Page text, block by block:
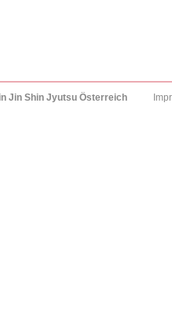
Jin Shin Jyutsu Österreich